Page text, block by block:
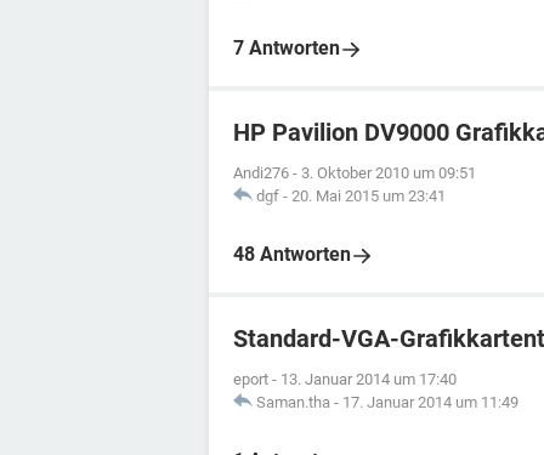
7 Antworten
HP Pavilion DV9000
Andi276 - 3. Oktober 2010 um 09:51
dgf - 20. Mai 2015 um 23:41
48 Antworten
Standard-VGA-
eport - 13. Januar 2014 um 17:40
Saman.tha - 17. Januar 2014 um 11:49